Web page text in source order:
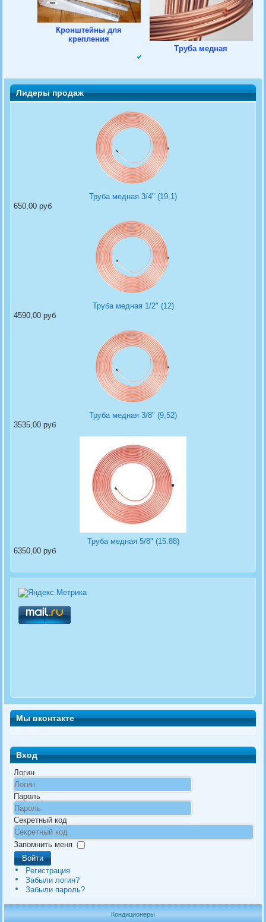
Кронштейны для
крепления
Труба медная
Лидеры продаж
Труба медная 3/4" (19,1)
650,00 руб
Труба медная 1/2" (12)
4590,00 руб
Труба медная 3/8" (9,52)
3535,00 руб
Труба медная 5/8" (15.88)
6350,00 руб
Мы вконтакте
Вход
Логин
Пароль
Секретный код
Запомнить меня
Войти
Регистрация
Забыли логин?
Забыли пароль?
Кондиционеры